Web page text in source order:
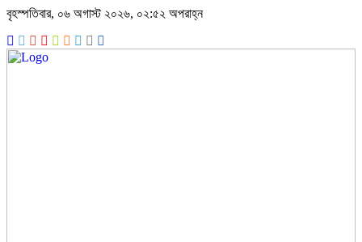
বৃহস্পতিবার, ০৬ অগাস্ট ২০২৬, ০২:৫২ অপরাহ্ন